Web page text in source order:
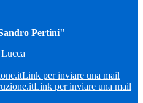
Pertini"
Link per inviare una mail
Link per inviare una mail